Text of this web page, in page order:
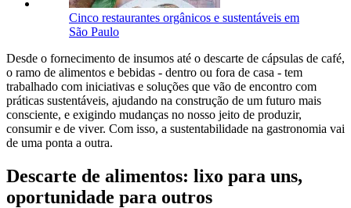
Cinco restaurantes orgânicos e sustentáveis em
São Paulo
Desde o fornecimento de insumos até o descarte de cápsulas de café,
o ramo de alimentos e bebidas - dentro ou fora de casa - tem
trabalhado com iniciativas e soluções que vão de encontro com
práticas sustentáveis, ajudando na construção de um futuro mais
consciente, e exigindo mudanças no nosso jeito de produzir,
consumir e de viver. Com isso, a sustentabilidade na gastronomia vai
de uma ponta a outra.
Descarte de alimentos: lixo para uns,
oportunidade para outros